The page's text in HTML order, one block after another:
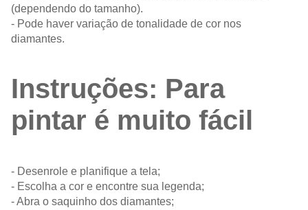
(dependendo do tamanho).
- Pode haver variação de tonalidade de cor nos
diamantes.
Instruções: Para
pintar é muito fácil
- Desenrole e planifique a tela;
- Escolha a cor e encontre sua legenda;
- Abra o saquinho dos diamantes;